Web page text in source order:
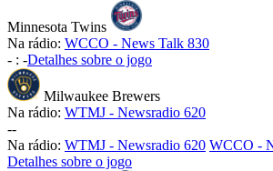
Minnesota Twins
Na rádio: WCCO - News Talk 830
- : -Detalhes sobre o jogo
Milwaukee Brewers
Na rádio: WTMJ - Newsradio 620
--
Na rádio: WTMJ - Newsradio 620 WCCO -
Detalhes sobre o jogo